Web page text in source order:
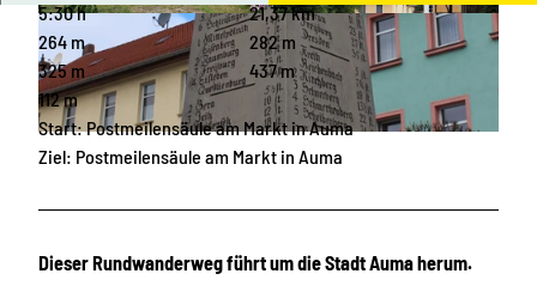
© Archiv TVV / Felix Hafenrichter, CreativeWork
s Felix Hafenrichter |CC-BY-SA
© Archiv Stadt Auma-Weidatal | CC-BY-SA
5:30 h
21,37 km
264 m
282 m
325 m
437 m
112 m
Start: Postmeilensäule am Markt in Auma
Ziel: Postmeilensäule am Markt in Auma
Dieser Rundwanderweg führt um die Stadt Auma herum.